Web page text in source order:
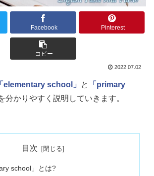
Facebook Pinterest
コピー
2022.07.02
「elementary school」 と
「primary
分かりやすく説明していきます。
目次
school」とは?